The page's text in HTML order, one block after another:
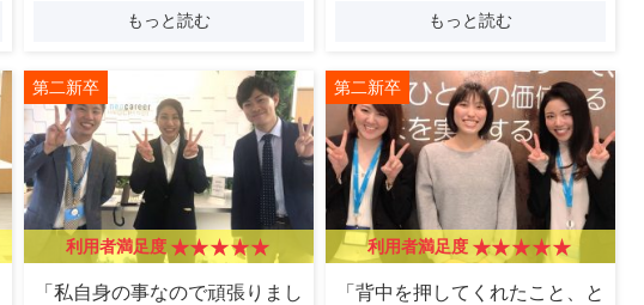
もっと読む もっと読む
第二新卒
利用者満足度
「私自身の事なので頑張りまし
第二新卒
利用者満足度
「背中を押してくれたこと、と